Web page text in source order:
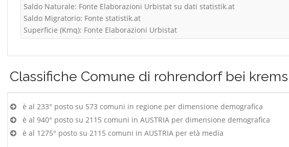
Saldo Naturale: Fonte Elaborazioni Urbistat su dati statistik.at
Saldo Migratorio: Fonte statistik.at
Superficie (Kmq): Fonte Elaborazioni Urbistat
Classifiche Comune di rohrendorf bei krems
è al 233° posto su 573 comuni in regione per dimensione demografica
è al 940° posto su 2115 comuni in AUSTRIA per dimensione demografica
è al 1275° posto su 2115 comuni in AUSTRIA per età media